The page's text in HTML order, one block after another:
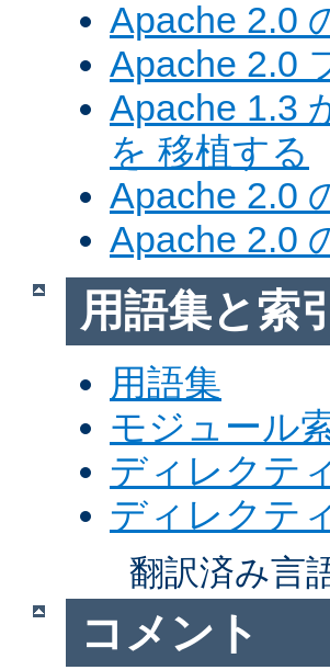
Apache 2.0
Apache 2.0
Apache 1.3
を 移植する
Apache 2.0
Apache 2.0
用語集と索引
用語集
モジュール
ディレクテ
ディレクテ
翻訳済み言
コメント